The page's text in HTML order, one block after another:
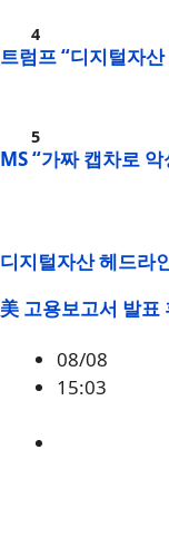
트럼프 “디지털자
MS “가짜 캡차로
디지털자산 헤드라
美 고용보고서 발
08/08
15:03